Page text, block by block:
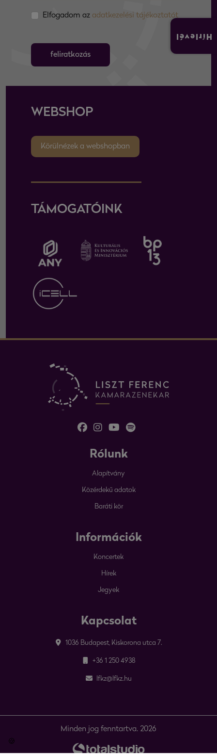
Elfogadom az adatkezelési tájékoztatót
feliratkozás
WEBSHOP
Körülnézek a webshopban
TÁMOGATÓINK
Hírlevél
Rólunk
Alapítvány
Közérdekű adatok
Baráti kör
Információk
Koncertek
Hírek
Jegyek
Kapcsolat
1036 Budapest, Kiskorona utca 7.
+36 1 250 4938
lfkz@lfkz.hu
Minden jog fenntartva. 2026
🍪